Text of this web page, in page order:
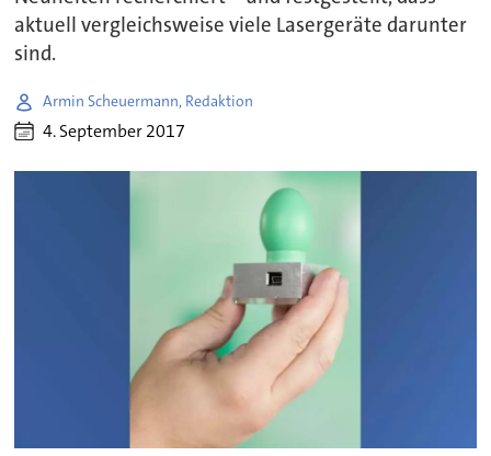
aktuell vergleichsweise viele Lasergeräte darunter
sind.
Armin Scheuermann, Redaktion
4. September 2017